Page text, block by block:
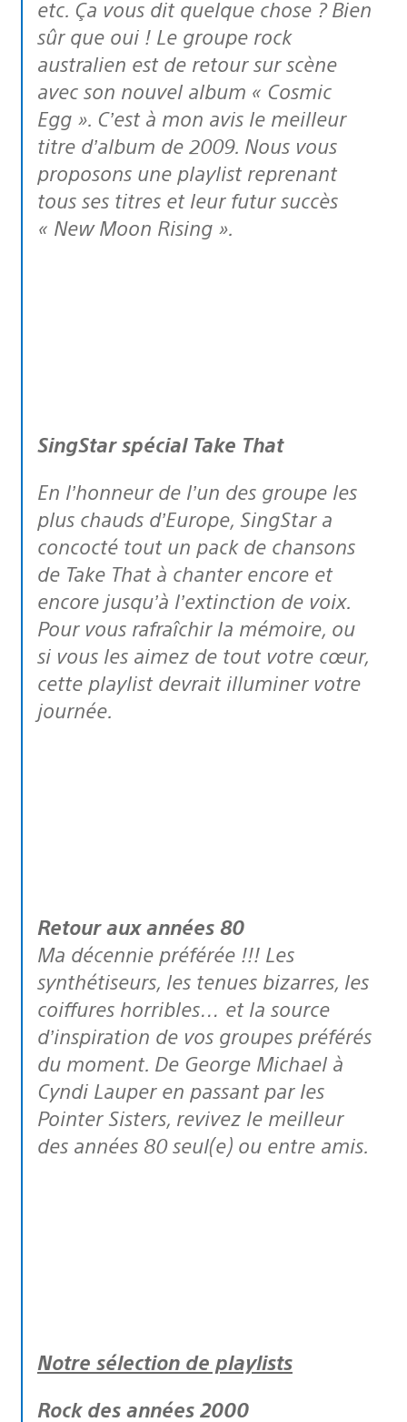
etc. Ça vous dit quelque chose ? Bien
sûr que oui ! Le groupe rock
australien est de retour sur scène
avec son nouvel album « Cosmic
Egg ». C’est à mon avis le meilleur
titre d’album de 2009. Nous vous
proposons une playlist reprenant
tous ses titres et leur futur succès
« New Moon Rising ».
SingStar spécial Take That
En l’honneur de l’un des groupe les
plus chauds d’Europe, SingStar a
concocté tout un pack de chansons
de Take That à chanter encore et
encore jusqu’à l’extinction de voix.
Pour vous rafraîchir la mémoire, ou
si vous les aimez de tout votre cœur,
cette playlist devrait illuminer votre
journée.
Retour aux années 80
Ma décennie préférée !!! Les
synthétiseurs, les tenues bizarres, les
coiffures horribles… et la source
d’inspiration de vos groupes préférés
du moment. De George Michael à
Cyndi Lauper en passant par les
Pointer Sisters, revivez le meilleur
des années 80 seul(e) ou entre amis.
Notre sélection de playlists
Rock des années 2000